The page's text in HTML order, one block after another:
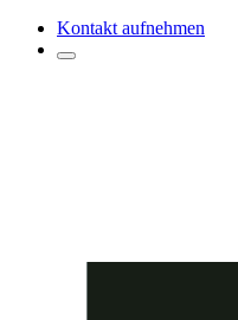
Kontakt aufnehmen